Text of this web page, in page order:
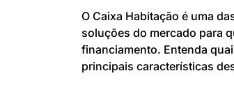
O Caixa Habitação é uma
soluções do mercado para
financiamento. Entenda
principais características